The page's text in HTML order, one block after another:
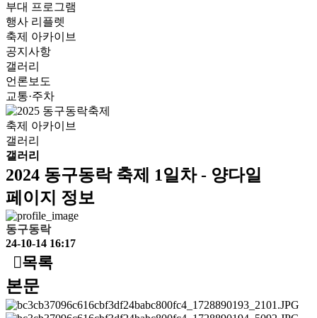
부대 프로그램
행사 리플렛
축제 아카이브
공지사항
갤러리
언론보도
교통·주차
축제 아카이브
갤러리
갤러리
2024 동구동락 축제 1일차 - 양다일
페이지 정보
동구동락
24-10-14 16:17
목록
본문